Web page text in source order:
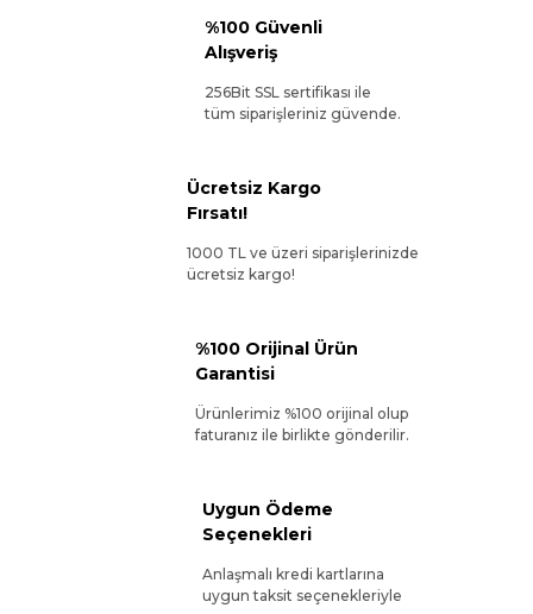
%100 Güvenli
Alışveriş
256Bit SSL sertifikası ile
tüm siparişleriniz güvende.
Ücretsiz Kargo
Fırsatı!
1000 TL ve üzeri siparişlerinizde
ücretsiz kargo!
%100 Orijinal Ürün
Garantisi
Ürünlerimiz %100 orijinal olup
faturanız ile birlikte gönderilir.
Uygun Ödeme
Seçenekleri
Anlaşmalı kredi kartlarına
uygun taksit seçenekleriyle